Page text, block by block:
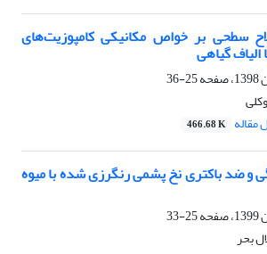
سطحی بر خواص مکانیکی کامپوزیت‌های
گیاهی
25-36
مقاله 466.68 K
و ضد باکتری نخ پشمی رنگرزی شده با میوه
25-33
بحر